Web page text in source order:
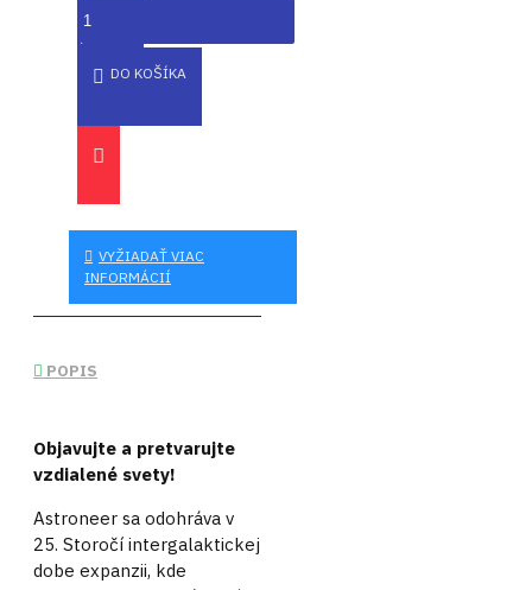
DO KOŠÍKA
VYŽIADAŤ VIAC
INFORMÁCIÍ
POPIS
Objavujte a pretvarujte
vzdialené svety!
Astroneer sa odohráva v
25. Storočí intergalaktickej
dobe expanzii, kde